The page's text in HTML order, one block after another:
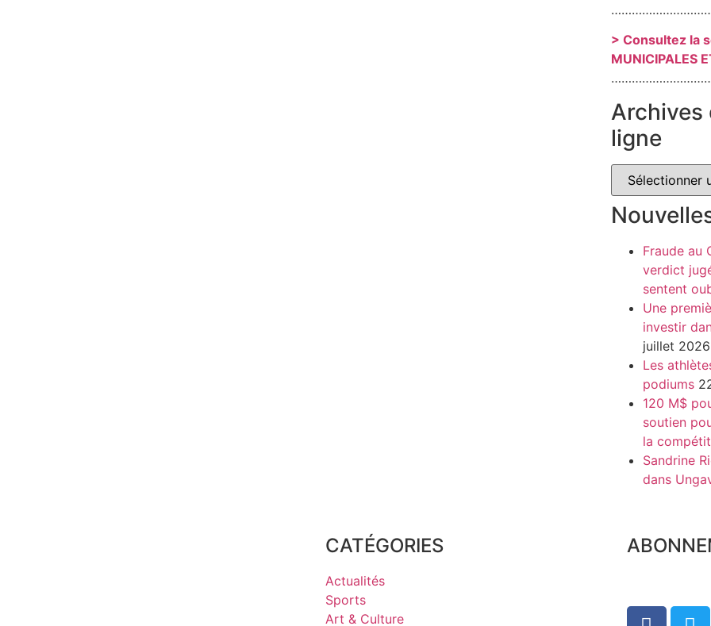
> Consultez la
MUNICIPALES
Archives
ligne
Fraude au
verdict
sentent
Une
investir
juillet 2026
Les
podiums
120 M$
soutien
la
Sandrine
dans
CATÉGORIES
Actualités
Sports
Art & Culture